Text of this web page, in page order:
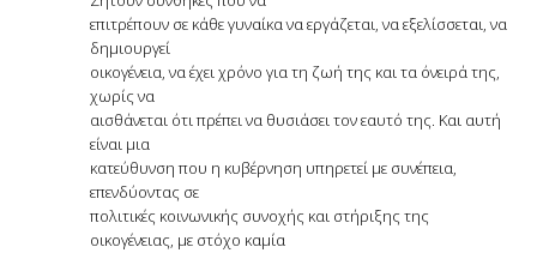
επιτρέπουν σε κάθε γυναίκα να εργάζεται, να εξελίσσεται, να
δημιουργεί
οικογένεια, να έχει χρόνο για τη ζωή της και τα όνειρά της,
χωρίς να
αισθάνεται ότι πρέπει να θυσιάσει τον εαυτό της. Και αυτή
είναι μια
κατεύθυνση που η κυβέρνηση υπηρετεί με συνέπεια,
επενδύοντας σε
πολιτικές κοινωνικής συνοχής και στήριξης της
οικογένειας, με στόχο καμία